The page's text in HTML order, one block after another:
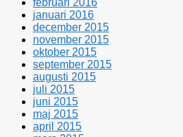
februari 2016
januari 2016
december 2015
november 2015
oktober 2015
september 2015
augusti 2015
juli 2015
juni 2015
maj 2015
april 2015